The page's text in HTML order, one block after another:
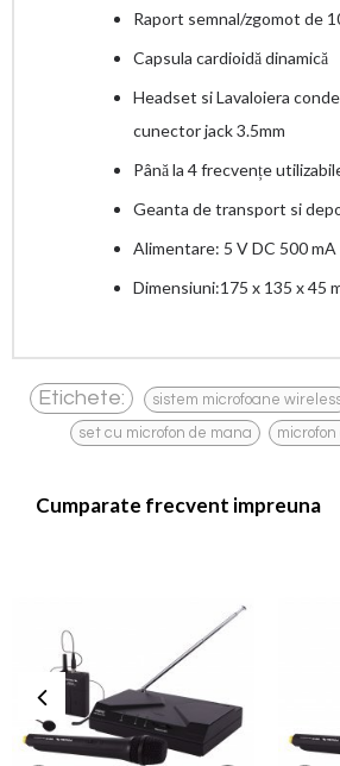
Raport semnal/zgomot de
Capsula cardioidă dinamică
Headset si Lavaloiera
cunector jack 3.5mm
Până la 4 frecvențe
Geanta de transport si
Alimentare: 5 V DC 500 mA
Dimensiuni:175 x 135 x 45
Etichete: sistem microfoane
set cu microfon de mana ,
Cumparate frecvent impreuna